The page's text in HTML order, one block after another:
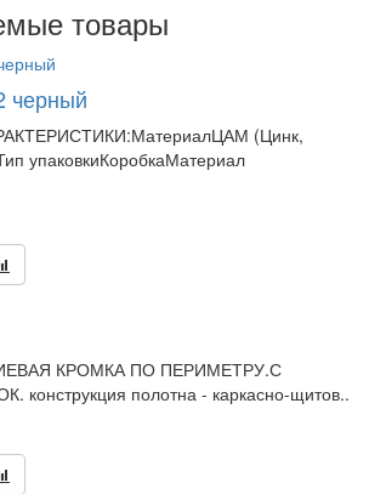
товары
черный
(Цинк,
упаковкиКоробкаМатериал
КРОМКА ПО ПЕРИМЕТРУ.С
полотна - каркасно-щитов..